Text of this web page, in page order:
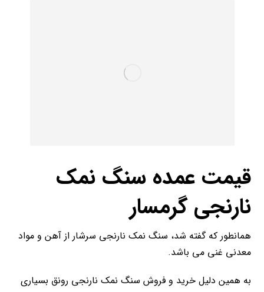
قیمت عمده سنگ نمک
نارنجی گرمسار
همانطور که گفته شد، سنگ نمک نارنجی سرشار از آهن و مواد
معدنی غنی می باشد.
به همین دلیل خرید و فروش سنگ نمک نارنجی رونق بسیاری